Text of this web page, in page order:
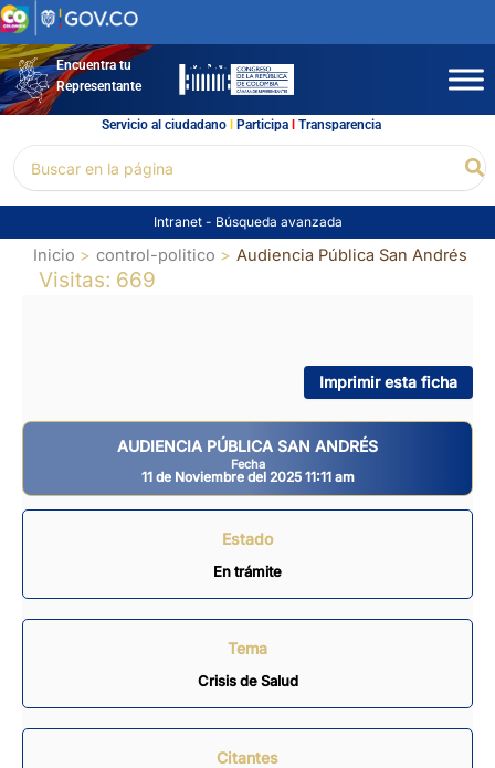
Ir
al
contenidoEncuentra tu
Representante
Servicio al ciudadano l Participal Transparencia
por:
Intranet - Búsqueda avanzada
Inicio control-politico Audiencia Pública San Andrés
Visitas: 669
Imprimir esta ficha
AUDIENCIA PÚBLICA SAN ANDRÉS
Fecha
11 de Noviembre del 2025 11:11 am
Estado
En trámite
Tema
Crisis de Salud
Citantes